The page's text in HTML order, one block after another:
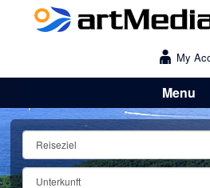
My
Menu